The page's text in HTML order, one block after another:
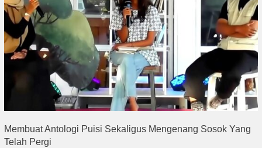
Membuat Antologi Puisi Sekaligus Mengenang Sosok Yang
Telah Pergi